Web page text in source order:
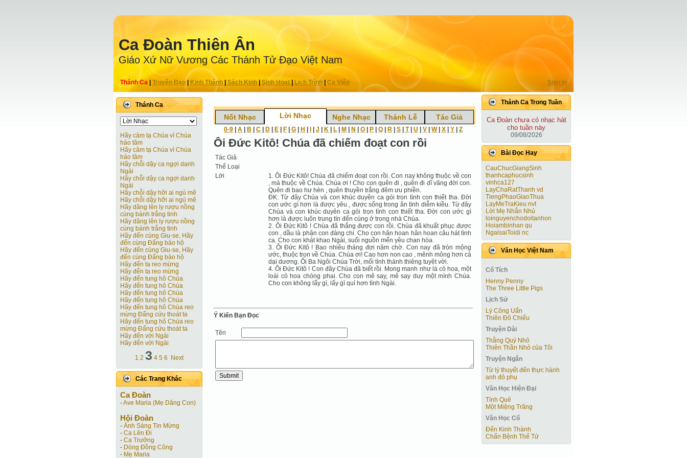
Ca Ðoàn Thiên Ân
Giáo Xứ Nữ Vương Các Thánh Tử Ðạo Việt Nam
Thánh Ca Truyện Ðạo| Kinh Thánh Sách Kinh|Sinh Hoạt| Lịch Trình Ca Viên Sign In
Thánh Ca
Hãy cảm tạ Chúa vì Chúa
hảo tâm
Hãy cảm tạ Chúa vì Chúa
hảo tâm
Hãy chỗi dậy ca ngợi danh
Ngài
Hãy chỗi dậy ca ngợi danh
Ngài
Hãy chỗi dậy hỡi ai ngủ mê
Hãy chỗi dậy hỡi ai ngủ mê
Hãy dâng lên ly rượu nồng
cùng bánh trắng tinh
Hãy dâng lên ly rượu nồng
cùng bánh trắng tinh
Hãy đến cùng Giu-se, Hãy
đến cùng Ðấng bảo hộ
Hãy đến cùng Giu-se, Hãy
đến cùng Ðấng bảo hộ
Hãy đến ta reo mừng
Hãy đến ta reo mừng
Hãy đến tung hô Chúa
Hãy đến tung hô Chúa
Hãy đến tung hô Chúa
Hãy đến tung hô Chúa
Hãy đến tung hô Chúa reo
mừng Đấng cứu thoát ta
Hãy đến tung hô Chúa reo
mừng Đấng cứu thoát ta
Hãy đến với Ngài
Hãy đến với Ngài
1 2 3 4 5 6 Next
Các Trang Khác
Ca Ðoàn
-Ave Maria (Mẹ Dâng Con)
Hội Ðoàn
- Ánh Sáng Tin Mừng
- Ca Lên Đi
- Ca Trưởng
- Dòng Đồng Công
- Mẹ Maria
Nốt Nhạc Lời Nhạc Nghe Nhạc Thánh Lễ Tác Giả
0-9 A B C D E F G H J K L M N O P Q R S T| U V W| X Y Z
Ôi Đức Kitô! Chúa đã chiếm đoạt con rồi
Tác Giả
Thể Loại
Lời
1. Ôi Đức Kitô! Chúa đã chiếm đoạt con rồi. Con nay không thuộc về con
, mà thuộc về Chúa. Chúa ơi ! Cho con quên đi , quên đi dĩ vãng đời con.
Quên đi bao hư hèn , quên thuyền trắng đêm ưu phiền.
ĐK: Từ đây Chúa và con khúc duyên ca gói trọn tình con thiết tha. Đời
con ước gì hơn là được yêu , được sống trong ân tình diễm kiều. Từ đây
Chúa và con khúc duyên ca gói trọn tình con thiết tha. Đời con ước gì
hơn là được luôn trung tín đến cùng ở trong nhà Chúa.
2. Ôi Đức Kitô ! Chúa đã thắng được con rồi. Chúa đã khuất phục được
con , dầu là phận con đáng chi. Cho con hân hoan hân hoan câu hát tình
ca. Cho con khát khao Ngài, suối nguồn mến yêu chan hòa.
3. Ôi Đức Kitô ! Bao nhiêu tháng đợi năm chờ. Con nay đã tròn mộng
ước, thuộc trọn về Chúa. Chúa ơi! Cao hơn non cao , mênh mông hơn cả
dại dương. Ôi Ba Ngôi Chúa Trời, mối tình thánh thiêng tuyệt vời.
4. Ôi Đức Kitô ! Con đây Chúa đã biết rồi. Mong manh như là cỏ hoa, một
loài cỏ hoa chóng phai. Cho con mê say, mê say duy một mình Chúa.
Cho con không lấy gì, lấy gì quí hơn tình Ngài.
Ý Kiến Bạn Ðọc
Tên
Thánh Ca Trong Tuần
Ca Ðoàn chưa có nhạc hát
cho tuần này
09/08/2026
Bài Ðọc Hay
CauChucGiangSinh
thanhcaphucsinh
vinhca127
LayChaRatThanh vd
TiengPhaoGiaoThua
LayMeTraKieu nvt
Lời Mẹ Nhắn Nhủ
loinguyenchodoitanhon
Hoiambinhan qu
NgaisaiToidi nc
Văn Học Việt Nam
Cổ Tích
Henny Penny
The Three Little Pigs
Lịch Sử
Lý Công Uẩn
Thiên Đô Chiếu
Truyện Dài
Thằng Quỷ Nhỏ
Thiên Thần Nhỏ của Tôi
Truyện Ngắn
Từ lý thuyết đến thực hành
anh đỏ phụ
Văn Học Hiện Ðại
Tình Quê
Một Miệng Trăng
Văn Học Cổ
Đến Kinh Thành
Chẩn Bệnh Thế Tử